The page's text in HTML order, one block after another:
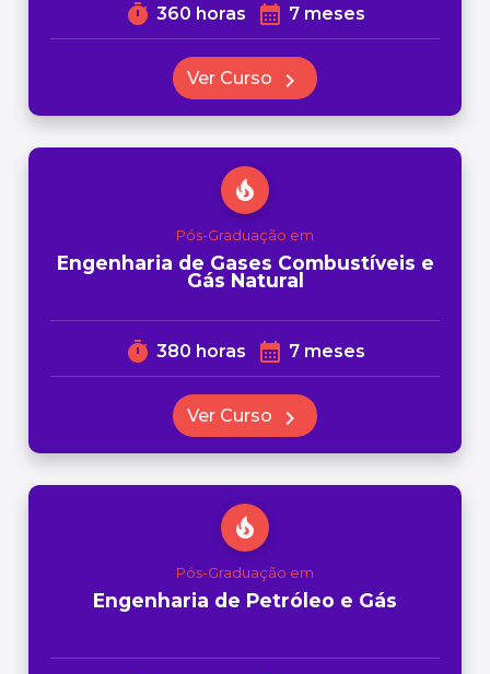
timer 360 horas calendar_month 7 meses
Ver Curso chevron_right
local_fire_department
Pós-Graduação em
Engenharia de Gases Combustíveis e
Gás Natural
timer 380 horas calendar_month 7 meses
Ver Curso chevron_right
local_fire_department
Pós-Graduação em
Engenharia de Petróleo e Gás